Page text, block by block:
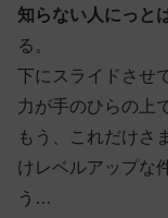
知らない人にっと
る。
下にスライドさせ
力が手のひらの上
もう、これだけさ
けレベルアップな
う…